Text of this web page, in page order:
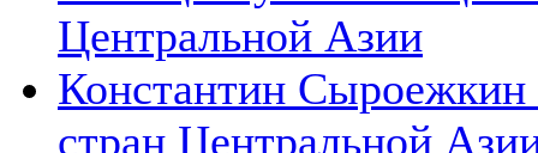
Центральной Азии
Константин Сыроежкин
стран Центральной